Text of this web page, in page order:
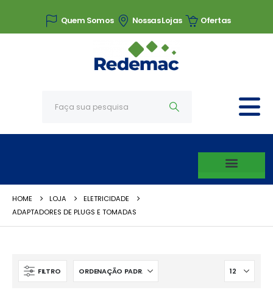
Quem Somos Nossas Lojas Ofertas
HOME LOJA
ELETRICIDADE
ADAPTADORES DE PLUGS E TOMADAS
FILTRO